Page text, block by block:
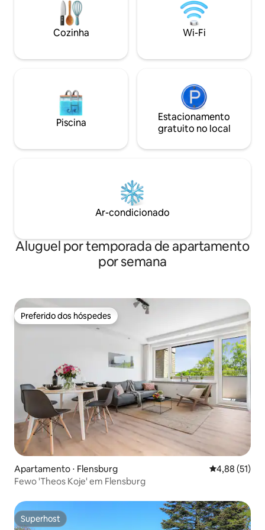
continental. Tudo novo e de alta
qualidade, perfeito para se mimar. Lene
e Mogens
cozinha
Cozinha Wi-Fi
Piscina
Estacionamento
gratuito no local
Ar-condicionado
Aluguel por temporada de apartamento
por semana
Preferido dos hóspedes
Preferido dos hóspedes
Apartamento ⋅ Flensburg 4,88 de uma
4,88 (51)
Fewo 'Theos Koje' em Flensburg
Superhost
Superhost